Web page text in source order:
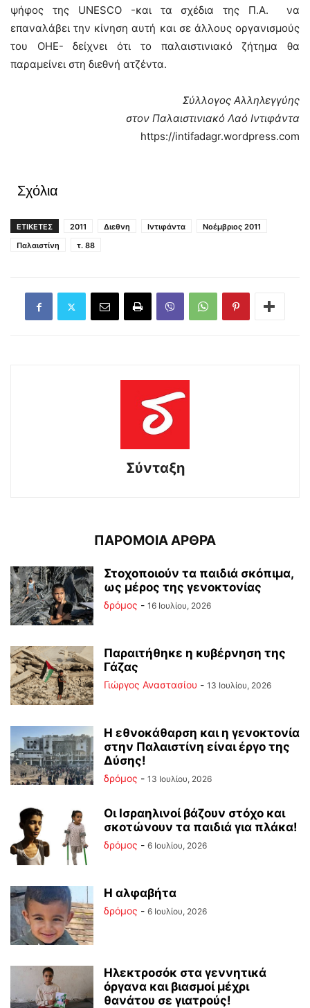
ψήφος της UNESCO -και τα σχέδια της Π.Α. να
επαναλάβει την κίνηση αυτή και σε άλλους οργανισμούς
του ΟΗΕ- δείχνει ότι το παλαιστινιακό ζήτημα θα
παραμείνει στη διεθνή ατζέντα.
Σύλλογος Αλληλεγγύης
στον Παλαιστινιακό Λαό Ιντιφάντα
https://intifadagr.wordpress.com
Σχόλια
ΕΤΙΚΕΤΕΣ 2011 Διεθνη Ιντιφάντα
Νοέμβριος 2011
Παλαιστίνη
τ. 88
Σύνταξη
ΠΑΡΟΜΟΙΑ ΑΡΘΡΑ
Στοχοποιούν τα παιδιά σκόπιμα,
ως μέρος της γενοκτονίας
δρόμος - 16 Ιουλίου, 2026
Παραιτήθηκε η κυβέρνηση της
Γάζας
Γιώργος Αναστασίου - 13 Ιουλίου, 2026
Η εθνοκάθαρση και η γενοκτονία
στην Παλαιστίνη είναι έργο της
Δύσης!
δρόμος - 13 Ιουλίου, 2026
Οι Ισραηλινοί βάζουν στόχο και
σκοτώνουν τα παιδιά για πλάκα!
δρόμος - 6 Ιουλίου, 2026
Η αλφαβήτα
δρόμος - 6 Ιουλίου, 2026
Ηλεκτροσόκ στα γεννητικά
όργανα και βιασμοί μέχρι
θανάτου σε γιατρούς!